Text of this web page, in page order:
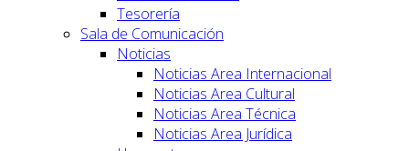
Tesorería
Sala de Comunicación
Noticias
Noticias Area Internacional
Noticias Area Cultural
Noticias Area Técnica
Noticias Area Jurídica